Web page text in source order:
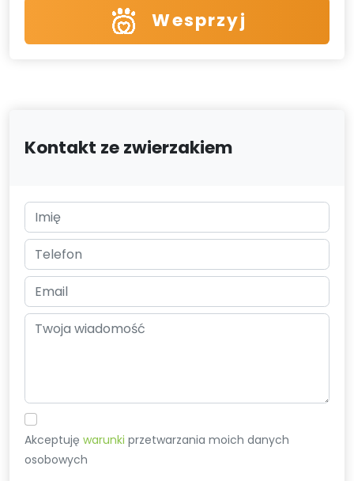
Wesprzyj
Kontakt ze zwierzakiem
Akceptujęwarunki przetwarzania moich danych
osobowych